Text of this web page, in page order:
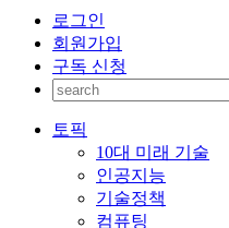
로그인
회원가입
구독 신청
토픽
10대 미래 기술
인공지능
기술정책
컴퓨팅